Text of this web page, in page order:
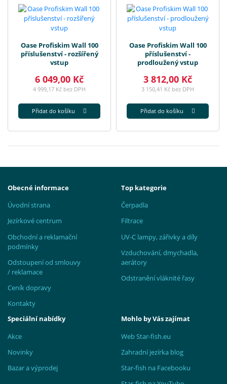
Oase Profiskim Wall 100
příslušenství - rozšířený
vstup
6 049,00 Kč
4 999,17 Kč bez DPH
Přidat do košíku
Oase Profiskim Wall 100
příslušenství -
prodloužený vstup
3 812,00 Kč
3 150,41 Kč bez DPH
Přidat do košíku
Obecné informace
Úvodní strana
Jezírkové centrum
Obchodní a reklamační
podmínky
Odstoupení od smlouvy
/ reklamace
Ceník dopravy
Kontakty
Top kategorie
Čerpadla
Filtrace
UV-C lampy, zářivky a díly
Vzduchování, dmychadla,
aerátory
Odstranění vláknité řasy
Speciální nabídky
Akce
Novinky
Bazar a výprodej
Mohlo by Vás zajímat
Web Star-fish.eu
Zahradní jezírka blog
Star-fish na Facebooku